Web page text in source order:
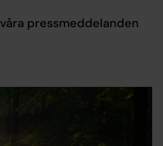
pressmeddelanden